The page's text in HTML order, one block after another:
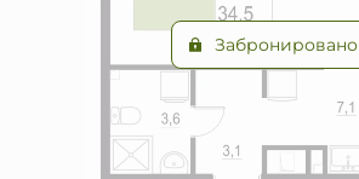
Забронировано